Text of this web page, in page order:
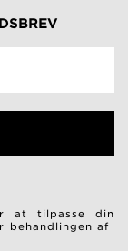
at tilpasse din
behandlingen af